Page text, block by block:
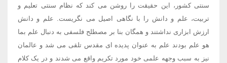
سنتی کشور، این حقیقت را روشن می کند که نظام سنتی تعلیم و
تربیت، علم و دانش را با نگاهی اصیل می نگریست. علم و دانش
ارزش ابزاری نداشتند و همگان بنا بر مصطلح فلسفی به دنبال علم بما
هو علم بودند علم به عنوان پدیده ای مقدس تلقی می شد و عالمان
نیز به سبب وجهه علمی خود مورد تکریم واقع می شدند و در یک کلام